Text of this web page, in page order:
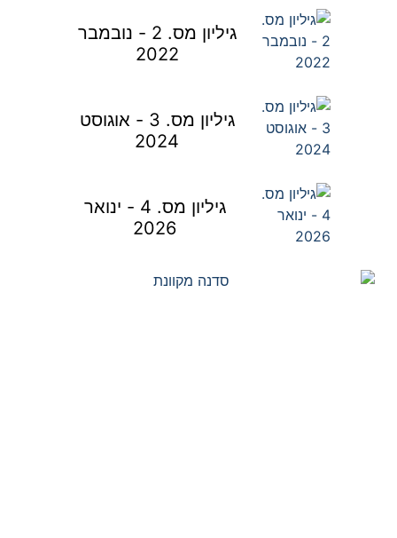
גיליון מס. 2 - נובמבר
2022
גיליון מס. 3 - אוגוסט
2024
גיליון מס. 4 - ינואר
2026